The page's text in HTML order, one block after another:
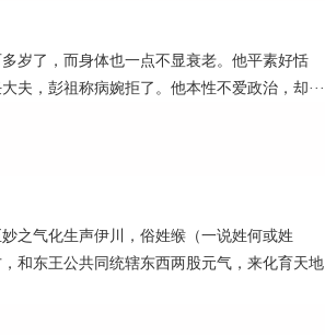
岁了，而身体也一点不显衰老。他平素好恬
夫，彭祖称病婉拒了。他本性不爱政治，却···
之气化生声伊川，俗姓缑（一说姓何或姓
和东王公共同统辖东西两股元气，来化育天地